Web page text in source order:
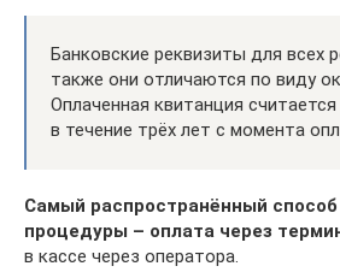
Банковские реквизиты для всех
также они отличаются по виду
Оплаченная квитанция
в течение трёх лет с момента
Самый распространённый
процедуры – оплата через
в кассе через оператора.